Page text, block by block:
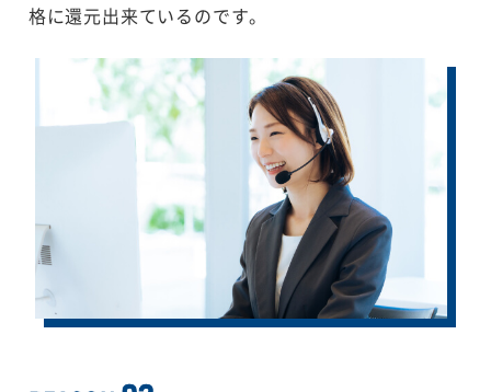
格に還元出来ているのです。